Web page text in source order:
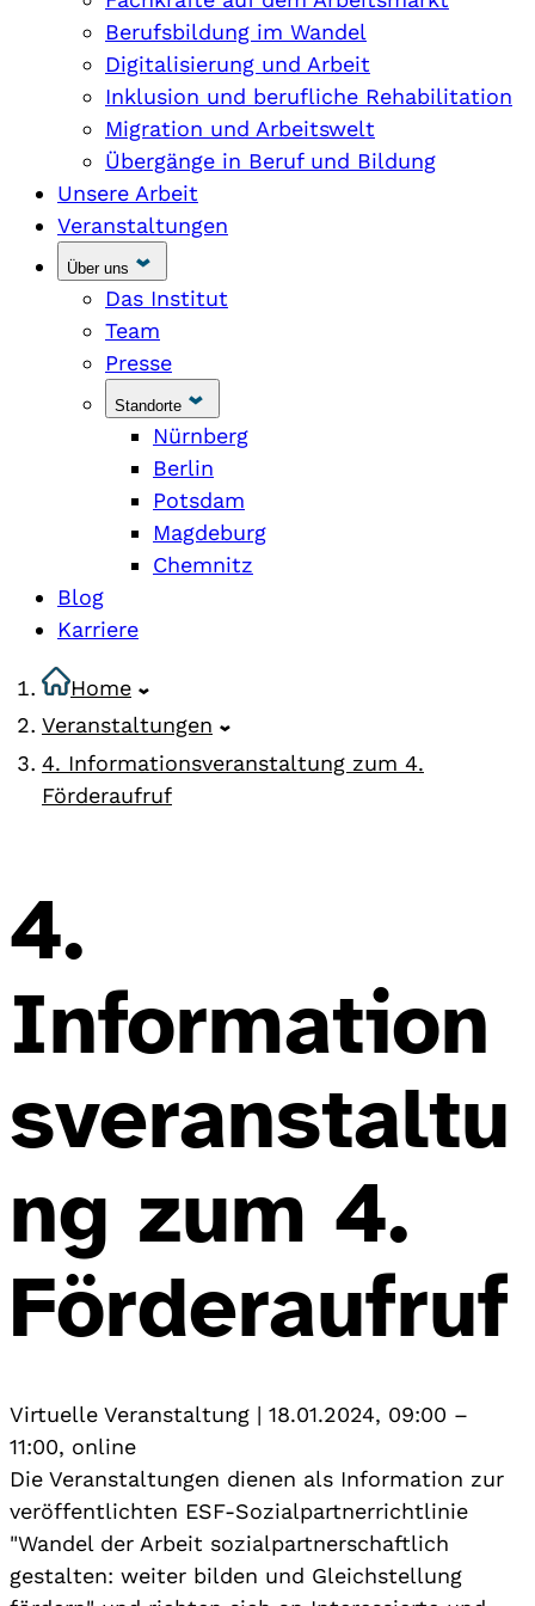
Berufsbildung im Wandel
Digitalisierung und Arbeit
Inklusion und berufliche Rehabilitation
Migration und Arbeitswelt
Übergänge in Beruf und Bildung
Unsere Arbeit
Veranstaltungen
Über uns
Das Institut
Team
Presse
Standorte
Nürnberg
Berlin
Potsdam
Magdeburg
Chemnitz
Blog
Karriere
Home
Veranstaltungen
4. Informationsveranstaltung zum 4.
Förderaufruf
4.
Information
sveranstaltu
ng zum 4.
Förderaufruf
Virtuelle Veranstaltung | 18.01.2024, 09:00 –
11:00, online
Die Veranstaltungen dienen als Information zur
veröffentlichten ESF-Sozialpartnerrichtlinie
"Wandel der Arbeit sozialpartnerschaftlich
gestalten: weiter bilden und Gleichstellung